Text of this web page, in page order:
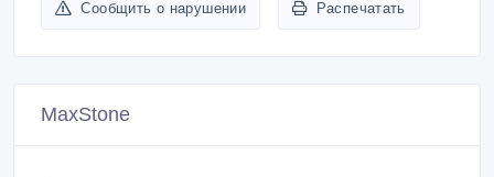
Сообщить о нарушении Распечатать
MaxStone